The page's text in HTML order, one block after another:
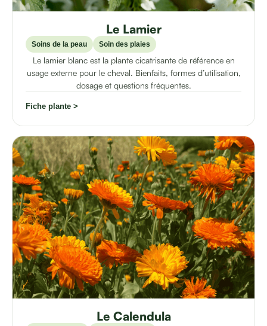
Le Lamier
Soins de la peau Soin des plaies
Le lamier blanc est la plante cicatrisante de référence en
usage externe pour le cheval. Bienfaits, formes d’utilisation,
dosage et questions fréquentes.
Fiche plante >
Le Calendula